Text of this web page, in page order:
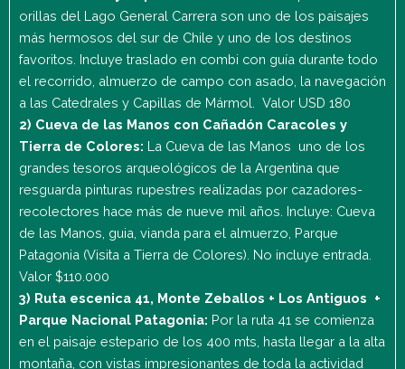
orillas del Lago General Carrera son uno de los paisajes
más hermosos del sur de Chile y uno de los destinos
favoritos. Incluye traslado en combi con guía durante todo
el recorrido, almuerzo de campo con asado, la navegación
a las Catedrales y Capillas de Mármol. Valor USD 180
2) Cueva de las Manos con Cañadón Caracoles y
Tierra de Colores: La Cueva de las Manos uno de los
grandes tesoros arqueológicos de la Argentina que
resguarda pinturas rupestres realizadas por cazadores-
recolectores hace más de nueve mil años. Incluye: Cueva
de las Manos, guia, vianda para el almuerzo, Parque
Patagonia (Visita a Tierra de Colores). No incluye entrada.
Valor $110.000
3) Ruta escenica 41, Monte Zeballos + Los Antiguos +
Parque Nacional Patagonia: Por la ruta 41 se comienza
en el paisaje estepario de los 400 mts, hasta llegar a la alta
montaña, con vistas impresionantes de toda la actividad